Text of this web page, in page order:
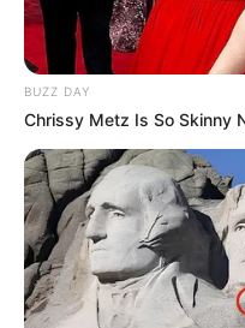
ΑΚΟΥΓΟΝΤΑΣ ΟΛΑ ΤΑ
ΔΕΝ ΘΑ ΤΑ
ΠΗΓΗ ΤΗΣ ΑΝΕΛΛΙΞΗΣ
ΑΞΙΖΟΥΝ ΤΗΝ
ΝΙΚΟΛΑΟΣ
BUZZ DAY
Chrissy Metz Is So Skinny